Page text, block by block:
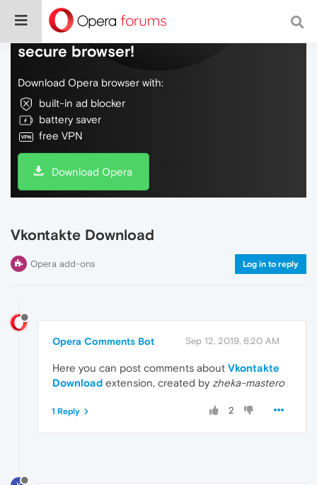
Do more on the web, with a fast and
secure browser!
Download Opera browser with:
built-in ad blocker
battery saver
free VPN
Download Opera
Vkontakte Download
Opera add-ons Log in to reply
Opera Comments Bot Sep 12, 2019, 6:20 AM
Here you can post comments about Vkontakte
Download extension, created by zheka-mastero
2
1 Reply